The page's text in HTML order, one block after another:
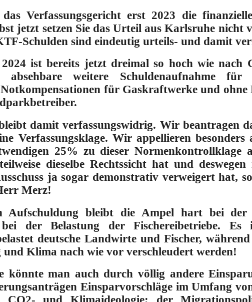
Verfassungsgericht erst 2023 die
jetzt setzen Sie das Urteil aus Karlsruhe nicht
Schulden sind eindeutig urteils- und damit
ist bereits jetzt dreimal so hoch wie nach
weitere Schuldenaufnahme
für Gaskraftwerke und
damit verfassungswidrig. Wir beantragen
Verfassungsklage. Wir appellieren
25% zu dieser Normenkontrollklage
dieselbe Rechtssicht hat und
ja sogar demonstrativ verweigert hat,
Merz!
Aufschuldung bleibt die Ampel hart bei der
der Belastung der Fischereibetriebe. Es
deutsche Landwirte und Fischer,
Klima nach wie vor verschleudert werden!
könnte man auch durch völlig andere
Einsparvorschläge im Umfang